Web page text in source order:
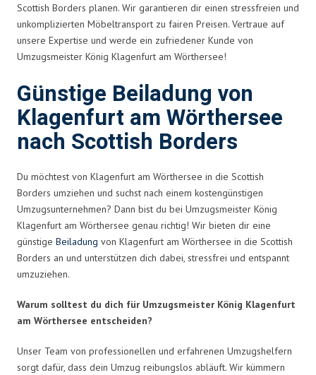
Scottish Borders planen. Wir garantieren dir einen stressfreien und
unkomplizierten Möbeltransport zu fairen Preisen. Vertraue auf
unsere Expertise und werde ein zufriedener Kunde von
Umzugsmeister König Klagenfurt am Wörthersee!
Günstige Beiladung von
Klagenfurt am Wörthersee
nach Scottish Borders
Du möchtest von Klagenfurt am Wörthersee in die Scottish
Borders umziehen und suchst nach einem kostengünstigen
Umzugsunternehmen? Dann bist du bei Umzugsmeister König
Klagenfurt am Wörthersee genau richtig! Wir bieten dir eine
günstige Beiladung von Klagenfurt am Wörthersee in die Scottish
Borders an und unterstützen dich dabei, stressfrei und entspannt
umzuziehen.
Warum solltest du dich für Umzugsmeister König Klagenfurt
am Wörthersee entscheiden?
Unser Team von professionellen und erfahrenen Umzugshelfern
sorgt dafür, dass dein Umzug reibungslos abläuft. Wir kümmern